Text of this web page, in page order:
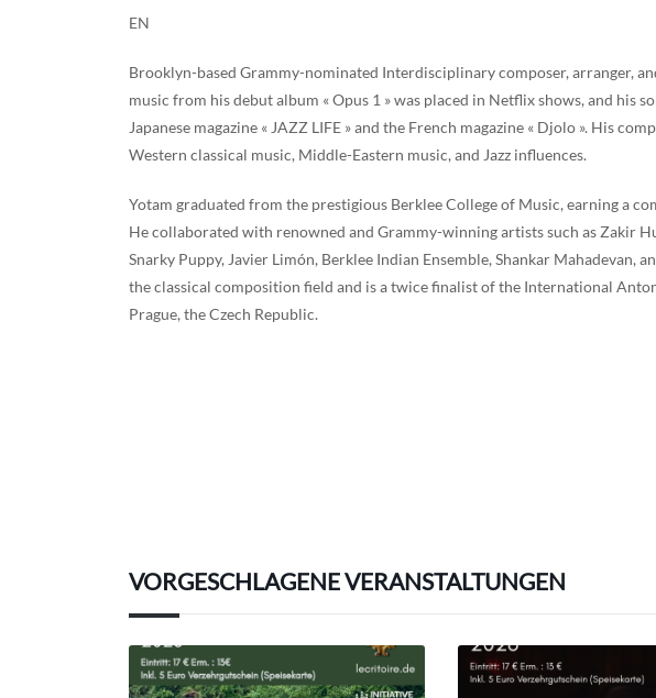
EN
Brooklyn-based Grammy-nominated Interdisciplinary composer, arranger,
music from his debut album « Opus 1 » was placed in Netflix shows, and his
Japanese magazine « JAZZ LIFE » and the French magazine « Djolo ». His
Western classical music, Middle-Eastern music, and Jazz influences.
Yotam graduated from the prestigious Berklee College of Music, earning a
He collaborated with renowned and Grammy-winning artists such as Zakir
Snarky Puppy, Javier Limón, Berklee Indian Ensemble, Shankar Mahadevan,
the classical composition field and is a twice finalist of the International
Prague, the Czech Republic.
VORGESCHLAGENE VERANSTALTUNGEN